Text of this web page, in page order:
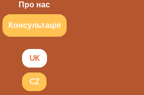
Про нас
Консультацiя
UK
CZ